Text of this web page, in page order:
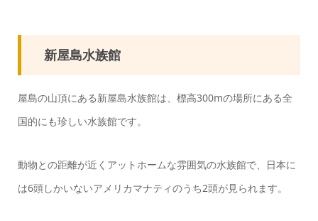
新屋島水族館
屋島の山頂にある新屋島水族館は、標高300mの場所にある全
国的にも珍しい水族館です。
動物との距離が近くアットホームな雰囲気の水族館で、日本に
は6頭しかいないアメリカマナティのうち2頭が見られます。